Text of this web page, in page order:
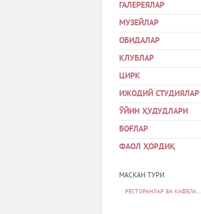
ГАЛЕРЕЯЛАР
МУЗЕЙЛАР
ОБИДАЛАР
КЛУБЛАР
ЦИРК
ИЖОДИЙ СТУДИЯЛАР
ЎЙИН ҲУДУДЛАРИ
БОҒЛАР
ФАОЛ ҲОРДИҚ
МАСКАН ТУРИ
РЕСТОРАНЛАР ВА КАФЕЛАР